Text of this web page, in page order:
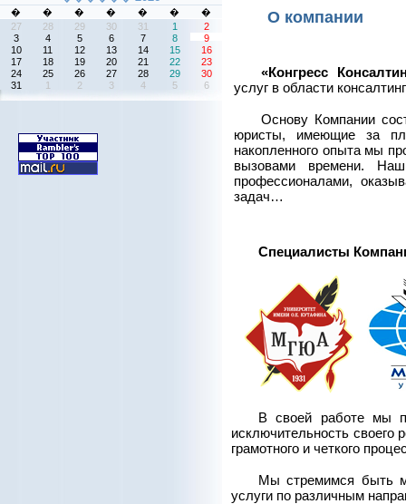
О компании
«Конгресс
услуг в области
Основу Компании
юристы, имеющие за
накопленного опыта мы
вызовами времени.
профессионалами,
задач…
Специалисты
В своей работе мы
исключительность своего
грамотного и четкого
Мы стремимся быть
услуги по различным